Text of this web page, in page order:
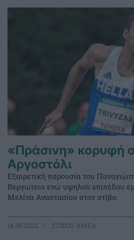
«Πράσινη» κορυφή
Αργοστόλι
Εξαιρετική παρουσία του
Βεργώτεια ενώ υψηλού επιπέδου
Μελίνα Αναστασίου στον στίβο.
14.05.2022 ΣΤΙΒΟΣ ΑΜΕΑ